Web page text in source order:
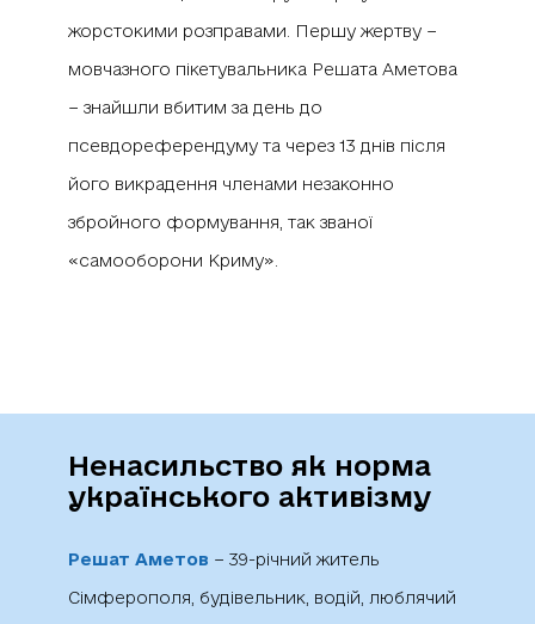
жорстокими розправами. Першу жертву −
мовчазного пікетувальника Решата Аметова
− знайшли вбитим за день до
псевдореферендуму та через 13 днів після
його викрадення членами незаконно
збройного формування, так званої
Ненасильство як норма
українського активізму
Решат Аметов − 39-річний житель
Сімферополя, будівельник, водій, люблячий